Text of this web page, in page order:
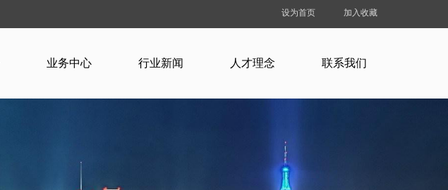
设为首页 加入收藏
业务中心 行业新闻 人才理念 联系我们